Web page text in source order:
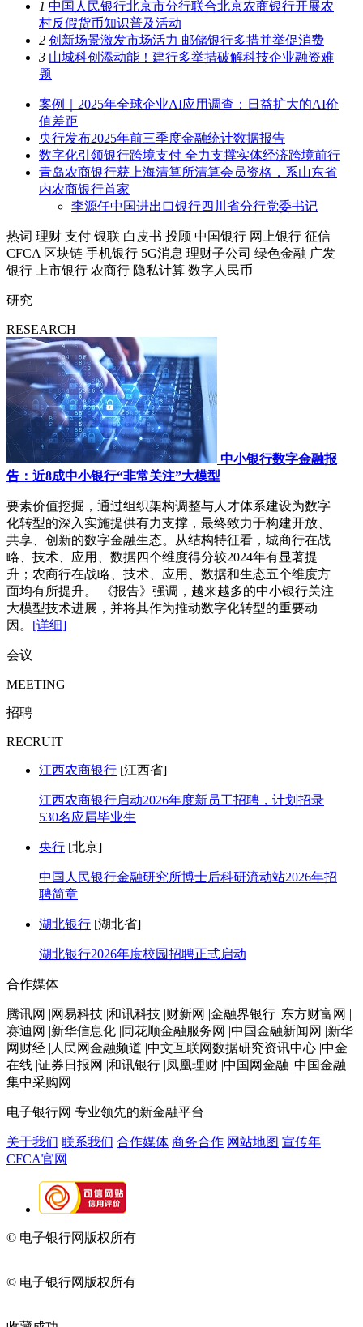
1 中国人民银行北京市分行联合北京农商银行开展农
村反假货币知识普及活动
2 创新场景激发市场活力 邮储银行多措并举促消费
3 山城科创添动能！建行多举措破解科技企业融资难
题
案例｜2025年全球企业AI应用调查：日益扩大的AI价
值差距
央行发布2025年前三季度金融统计数据报告
数字化引领银行跨境支付 全力支撑实体经济跨境前行
青岛农商银行获上海清算所清算会员资格，系山东省
内农商银行首家
李源任中国进出口银行四川省分行党委书记
热词 理财 支付 银联 白皮书 投顾 中国银行 网上银行 征信
CFCA 区块链 手机银行 5G消息 理财子公司 绿色金融 广发
银行
上市银行 农商行 隐私计算 数字人民币
研究
RESEARCH
中小银行数字金融报
告：近8成中小银行“非常关注”大模型
要素价值挖掘，通过组织架构调整与人才体系建设为数字
化转型的深入实施提供有力支撑，最终致力于构建开放、
共享、创新的数字金融生态。从结构特征看，城商行在战
略、技术、应用、数据四个维度得分较2024年有显著提
升；农商行在战略、技术、应用、数据和生态五个维度方
面均有所提升。 《报告》强调，越来越多的中小银行关注
大模型技术进展，并将其作为推动数字化转型的重要动
因。 [详细]
会议
MEETING
招聘
RECRUIT
江西农商银行 [江西省]
江西农商银行启动2026年度新员工招聘，计划招录
530名应届毕业生
央行 [北京]
中国人民银行金融研究所博士后科研流动站2026年招
聘简章
湖北银行 [湖北省]
湖北银行2026年度校园招聘正式启动
合作媒体
腾讯网 |网易科技 |和讯科技 |财新网 |金融界银行 |东方财富网 |
赛迪网 |新华信息化 |同花顺金融服务网 |中国金融新闻网 |新华
网财经 |人民网金融频道 |中文互联网数据研究资讯中心 |中金
在线 |证券日报网 |和讯银行 |凤凰理财 |中国网金融 |中国金融
集中采购网
电子银行网 专业领先的新金融平台
关于我们 联系我们 合作媒体 商务合作 网站地图 宣传年
CFCA官网
© 电子银行网版权所有
© 电子银行网版权所有